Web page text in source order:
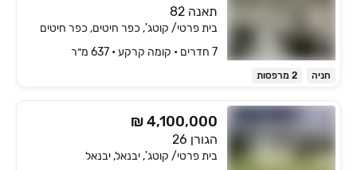
תאנה 82
בית פרטי/ קוטג', כפר חיטים, כפר חיטים
7 חדרים • קומה ‎קרקע‏ • 637 מ״ר
חניה 2 מרפסות
₪ 4,100,000
הגורן 26
בית פרטי/ קוטג', יבנאל, יבנאל